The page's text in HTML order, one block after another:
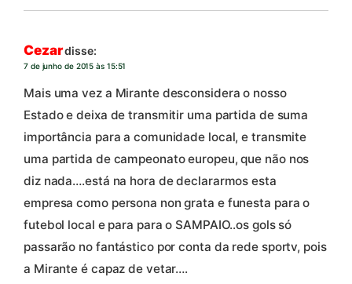
Cezardisse:
7 de junho de 2015 às 15:51
Mais uma vez a Mirante desconsidera o nosso
Estado e deixa de transmitir uma partida de suma
importância para a comunidade local, e transmite
uma partida de campeonato europeu, que não nos
diz nada….está na hora de declararmos esta
empresa como persona non grata e funesta para o
futebol local e para para o SAMPAIO..os gols só
passarão no fantástico por conta da rede sportv, pois
a Mirante é capaz de vetar….